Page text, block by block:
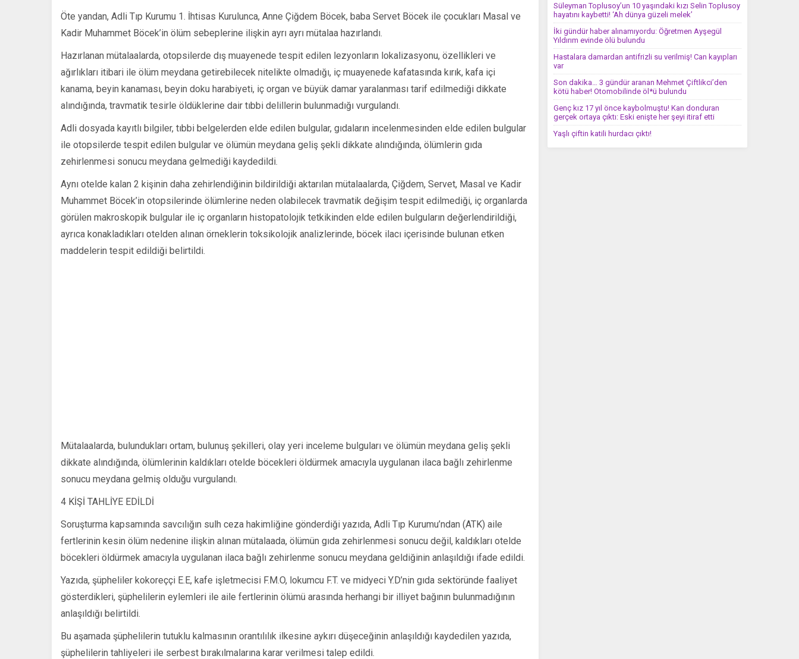
Öte yandan, Adli Tıp Kurumu 1. İhtisas Kurulunca, Anne Çiğdem Böcek, baba Servet Böcek ile çocukları Masal ve
Kadir Muhammet Böcek’in ölüm sebeplerine ilişkin ayrı ayrı mütalaa hazırlandı.
Hazırlanan mütalaalarda, otopsilerde dış muayenede tespit edilen lezyonların lokalizasyonu, özellikleri ve
ağırlıkları itibari ile ölüm meydana getirebilecek nitelikte olmadığı, iç muayenede kafatasında kırık, kafa içi
kanama, beyin kanaması, beyin doku harabiyeti, iç organ ve büyük damar yaralanması tarif edilmediği dikkate
alındığında, travmatik tesirle öldüklerine dair tıbbi delillerin bulunmadığı vurgulandı.
Adli dosyada kayıtlı bilgiler, tıbbi belgelerden elde edilen bulgular, gıdaların incelenmesinden elde edilen bulgular
ile otopsilerde tespit edilen bulgular ve ölümün meydana geliş şekli dikkate alındığında, ölümlerin gıda
zehirlenmesi sonucu meydana gelmediği kaydedildi.
Aynı otelde kalan 2 kişinin daha zehirlendiğinin bildirildiği aktarılan mütalaalarda, Çiğdem, Servet, Masal ve Kadir
Muhammet Böcek’in otopsilerinde ölümlerine neden olabilecek travmatik değişim tespit edilmediği, iç organlarda
görülen makroskopik bulgular ile iç organların histopatolojik tetkikinden elde edilen bulguların değerlendirildiği,
ayrıca konakladıkları otelden alınan örneklerin toksikolojik analizlerinde, böcek ilacı içerisinde bulunan etken
maddelerin tespit edildiği belirtildi.
Mütalaalarda, bulundukları ortam, bulunuş şekilleri, olay yeri inceleme bulguları ve ölümün meydana geliş şekli
dikkate alındığında, ölümlerinin kaldıkları otelde böcekleri öldürmek amacıyla uygulanan ilaca bağlı zehirlenme
sonucu meydana gelmiş olduğu vurgulandı.
4 KİŞİ TAHLİYE EDİLDİ
Soruşturma kapsamında savcılığın sulh ceza hakimliğine gönderdiği yazıda, Adli Tıp Kurumu’ndan (ATK) aile
fertlerinin kesin ölüm nedenine ilişkin alınan mütalaada, ölümün gıda zehirlenmesi sonucu değil, kaldıkları otelde
böcekleri öldürmek amacıyla uygulanan ilaca bağlı zehirlenme sonucu meydana geldiğinin anlaşıldığı ifade edildi.
Yazıda, şüpheliler kokoreççi E.E, kafe işletmecisi F.M.O, lokumcu F.T. ve midyeci Y.D’nin gıda sektöründe faaliyet
gösterdikleri, şüphelilerin eylemleri ile aile fertlerinin ölümü arasında herhangi bir illiyet bağının bulunmadığının
anlaşıldığı belirtildi.
Bu aşamada şüphelilerin tutuklu kalmasının orantılılık ilkesine aykırı düşeceğinin anlaşıldığı kaydedilen yazıda,
şüphelilerin tahliyeleri ile serbest bırakılmalarına karar verilmesi talep edildi.
Süleyman Toplusoy’un 10 yaşındaki kızı Selin Toplusoy
hayatını kaybetti! ‘Ah dünya güzeli melek’
İki gündür haber alınamıyordu: Öğretmen Ayşegül
Yıldırım evinde ölü bulundu
Hastalara damardan antifrizli su verilmiş! Can kayıpları
var
Son dakika… 3 gündür aranan Mehmet Çiftlikci’den
kötü haber! Otomobilinde öl*ü bulundu
Genç kız 17 yıl önce kaybolmuştu! Kan donduran
gerçek ortaya çıktı: Eski enişte her şeyi itiraf etti
Yaşlı çiftin katili hurdacı çıktı!